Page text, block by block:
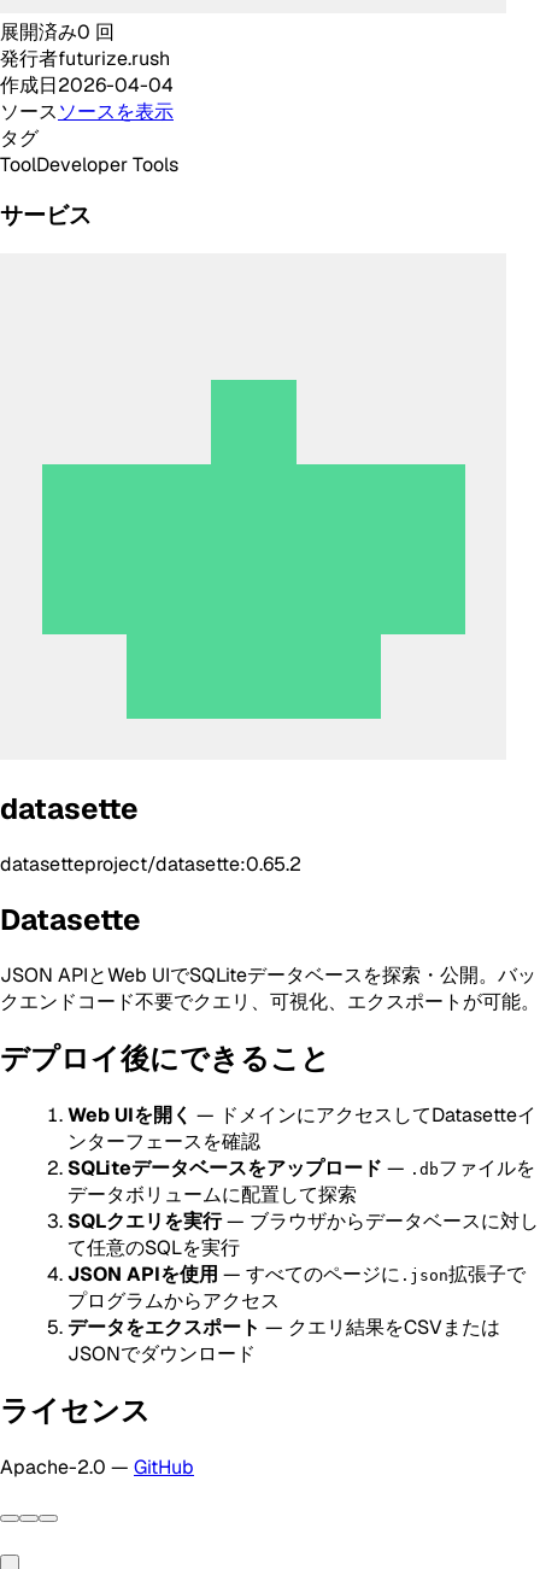
展開済み0 回
発行者futurize.rush
作成日2026-04-04
ソースソースを表示
タグ
ToolDeveloper Tools
サービス
datasette
datasetteproject/datasette:0.65.2
Datasette
JSON APIとWeb UIでSQLiteデータベースを探索・公開。バッ
クエンドコード不要でクエリ、可視化、エクスポートが可能。
デプロイ後にできること
Web UIを開く — ドメインにアクセスしてDatasetteイ
ンターフェースを確認
SQLiteデータベースをアップロード — .dbファイルを
データボリュームに配置して探索
SQLクエリを実行— ブラウザからデータベースに対し
て任意のSQLを実行
JSON APIを使用 — すべてのページに .json拡張子で
プログラムからアクセス
データをエクスポート — クエリ結果をCSVまたは
JSONでダウンロード
ライセンス
Apache-2.0 — GitHub